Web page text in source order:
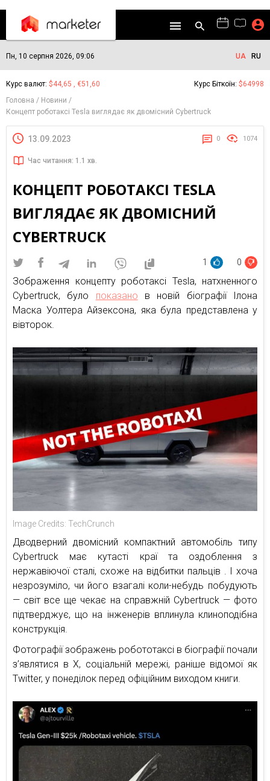
Пн, 10 серпня 2026, 09:06 UA RU
Курс валют: $44,65 , €51,60 Курс Біткоїн: $64998
Головна
Новини
Концепт роботаксі Tesla виглядає як двомісний Cybertruck
13.09.2023 0 1074
Час читання: 1.1 хв.
КОНЦЕПТ РОБОТАКСІ TESLA
ВИГЛЯДАЄ ЯК ДВОМІСНИЙ
CYBERTRUCK
1 0
Зображення концепту роботаксі Tesla, натхненного
Cybertruck, було показано в новій біографії Ілона
Маска Уолтера Айзексона, яка була представлена у
вівторок.
Image Credits: TechCrunch
Дводверний двомісний компактний автомобіль типу
Cybertruck має кутасті краї та оздоблення з
нержавіючої сталі, схоже на відбитки пальців . І хоча
незрозуміло, чи його взагалі коли-небудь побудують
— світ все ще чекає на справжній Cybertruck — фото
підтверджує, що на інженерів вплинула клиноподібна
конструкція.
Фотографії зображень робототаксі в біографії почали
з’являтися в X, соціальній мережі, раніше відомої як
Twitter, у понеділок перед офіційним виходом книги.